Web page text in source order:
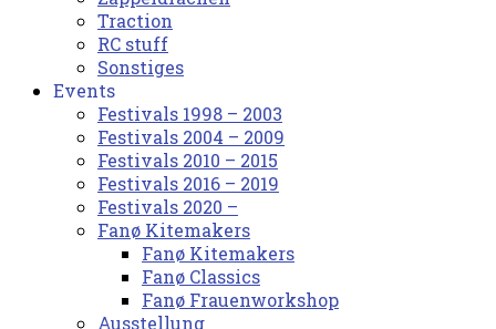
Traction
RC stuff
Sonstiges
Events
Festivals 1998 – 2003
Festivals 2004 – 2009
Festivals 2010 – 2015
Festivals 2016 – 2019
Festivals 2020 –
Fanø Kitemakers
Fanø Kitemakers
Fanø Classics
Fanø Frauenworkshop
Ausstellung